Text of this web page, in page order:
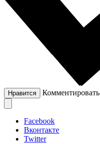
Нравится Комментировать
Facebook
Вконтакте
Twitter